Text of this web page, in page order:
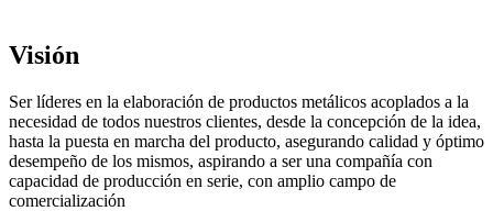
Visión
Ser líderes en la elaboración de productos metálicos acoplados a la
necesidad de todos nuestros clientes, desde la concepción de la idea,
hasta la puesta en marcha del producto, asegurando calidad y óptimo
desempeño de los mismos, aspirando a ser una compañía con
capacidad de producción en serie, con amplio campo de
comercialización